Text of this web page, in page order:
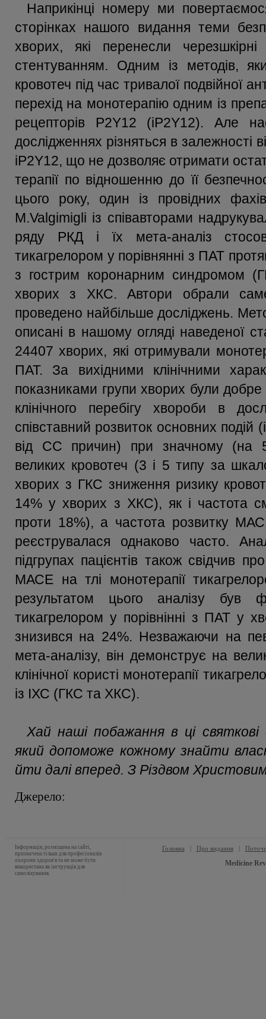
Наприкінці номеру ми
сторінках нашого видання теми
хворих, які перенесли
стентуванням. Одним із методів,
кровотеч під час тривалої подвійної
перехід на монотерапію одним із
рецепторів P2Y12 (іP2Y12). Але
дослідженнях різняться в залежності
іP2Y12, що не дозволяє отримати
терапії по відношенню до її
цього року, один із провідних
М.Valgimiglі із співавторами
ряду РКД і їх мета-аналіз
тикагрелором у порівнянні з ПАТ
з гострим коронарним синдромом
хворих з ХКС. Автори обрали
проведено найбільше досліджень.
описані в нашому огляді наведеної
24407 хворих, які отримували
ПАТ. За вихідними клінічними
показниками групи хворих були
клінічного перебігу хвороби в
співставний розвиток основних подій
від СС причин) при значному (на
великих кровотеч (3 і 5 типу за
хворих з ГКС зниження ризику
14% у хворих з ХКС), як і частота
проти 18%), а частота розвитку
реєструвалася однаково часто.
підгрупах пацієнтів також свідчив
МАСЕ на тлі монотерапії
результатом цього аналізу був
тикагрелором у порівнінні з ПАТ
знизився на 24%. Незважаючи на
мета-аналізу, він демонструє на
клінічної користі монотерапії
із ІХС (ГКС та ХКС).
Хай наші побажання в ці
який допоможе кожному знайти
йти далі вперед. З Різдвом
Джерело:
Інформація, розміщена на сайті,
призначена тільки для професіоналів
охорони здоров'я та не може бути
використана як інструкція для
самолікування.
Головна | Про видання |
Medicine